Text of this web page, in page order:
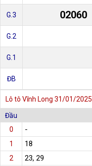
G.3 02060
G.2
G.1
ĐB
Lô tô Vĩnh Long 31/01/2025
Đầu
0
-
1 18
2 23, 29